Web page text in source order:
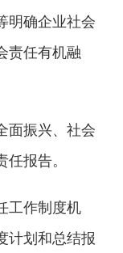
明确企业社会
责任有机融
振兴、社会
报告。
作制度机
计划和总结报